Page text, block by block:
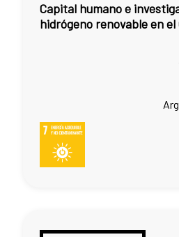
Capital humano e
hidrógeno renovable en el